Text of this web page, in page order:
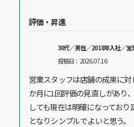
評価・昇進
30代／男性／2018年入社／営
投稿日：2026.07.16
営業スタッフは店舗の成果に
か月に1回評価の見直しがあり
しても現在は明確になってお
となりシンプルでよいと思う。